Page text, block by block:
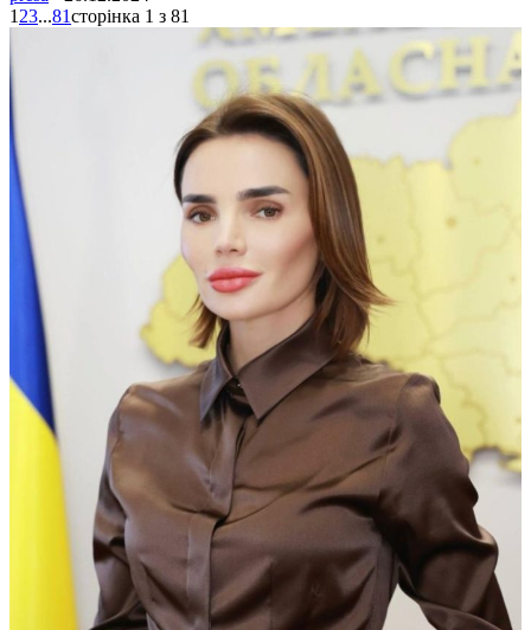
123...81сторінка 1 з 81